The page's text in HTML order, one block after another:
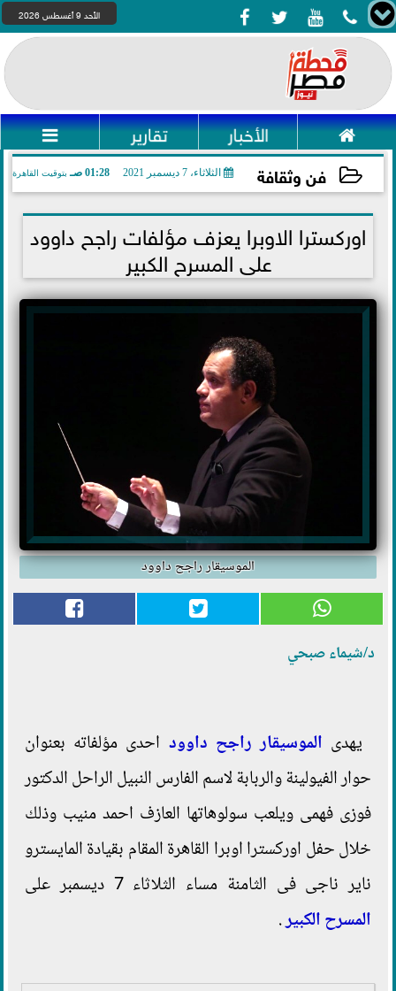
    الأحد 9 أغسطس 2026
 الأخبار تقارير 
فن وثقافة الثلاثاء، 7 ديسمبر 2021 01:28 صـ بتوقيت القاهرة
2021-12-07 01:28:20
اوركسترا الاوبرا يعزف مؤلفات راجح داوود
على المسرح الكبير
الموسيقار راجح داوود
د/شيماء صبحي
يهدى الموسيقار راجح داوود احدى مؤلفاته بعنوان
حوار الفيولينة والربابة لاسم الفارس النبيل الراحل الدكتور
فوزى فهمى ويلعب سولوهاتها العازف احمد منيب وذلك
خلال حفل اوركسترا اوبرا القاهرة المقام بقيادة المايسترو
ناير ناجى فى الثامنة مساء الثلاثاء 7 ديسمبر على
المسرح الكبير.